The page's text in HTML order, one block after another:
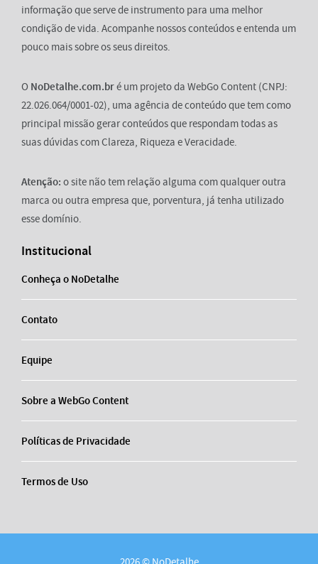
informação que serve de instrumento para uma melhor
condição de vida. Acompanhe nossos conteúdos e entenda um
pouco mais sobre os seus direitos.
O NoDetalhe.com.bré um projeto da WebGo Content (CNPJ:
22.026.064/0001-02), uma agência de conteúdo que tem como
principal missão gerar conteúdos que respondam todas as
suas dúvidas com Clareza, Riqueza e Veracidade.
Atenção: o site não tem relação alguma com qualquer outra
marca ou outra empresa que, porventura, já tenha utilizado
esse domínio.
Institucional
Conheça o NoDetalhe
Contato
Equipe
Sobre a WebGo Content
Políticas de Privacidade
Termos de Uso